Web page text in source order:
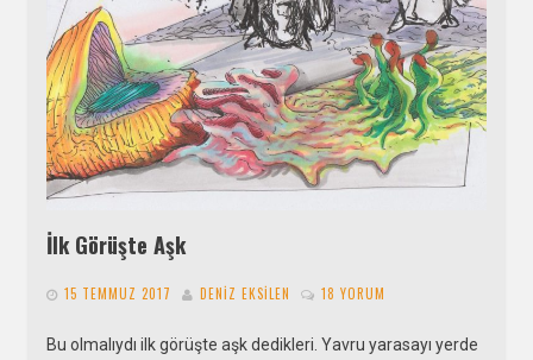
İlk Görüşte Aşk
15 TEMMUZ 2017 DENIZ EKSILEN 18 YORUM
Bu olmalıydı ilk görüşte aşk dedikleri. Yavru yarasayı yerde